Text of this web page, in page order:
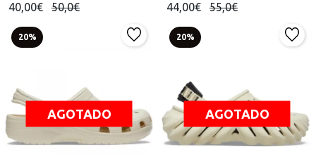
40,00€ 50,0€ 44,00€ 55,0€
20%
AGOTADO
20%
AGOTADO